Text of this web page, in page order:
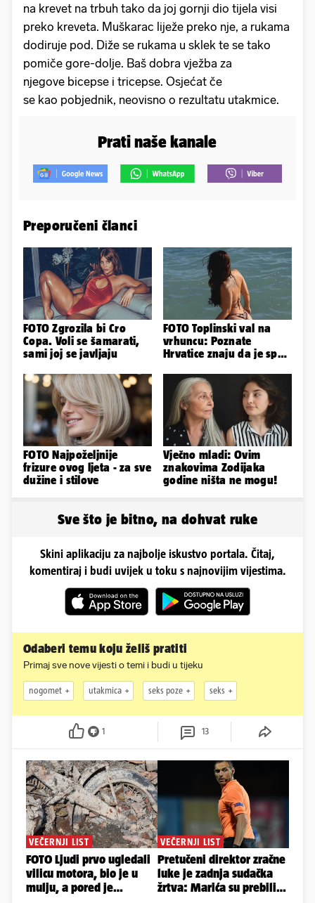
na krevet na trbuh tako da joj gornji dio tijela visi
preko kreveta. Muškarac liježe preko nje, a rukama
dodiruje pod. Diže se rukama u sklek te se tako
pomiče gore-dolje. Baš dobra vježba za
njegove bicepse i tricepse. Osjećat če
se kao pobjednik, neovisno o rezultatu utakmice.
Prati naše kanale
Preporučeni članci
FOTO Zgrozila bi Cro
Copa. Voli se šamarati,
sami joj se javljaju
FOTO Toplinski val na
vrhuncu: Poznate
Hrvatice znaju da je spas
FOTO Najpoželjnije
frizure ovog ljeta - za sve
dužine i stilove
Vječno mladi: Ovim
znakovima Zodijaka
godine ništa ne mogu!
Sve što je bitno, na dohvat ruke
Skini aplikaciju za najbolje iskustvo portala. Čitaj,
komentiraj i budi uvijek u toku s najnovijim vijestima.
Odaberi temu koju želiš pratiti
Primaj sve nove vijesti o temi i budi u tijeku
nogomet utakmica seks poze seks
1 13